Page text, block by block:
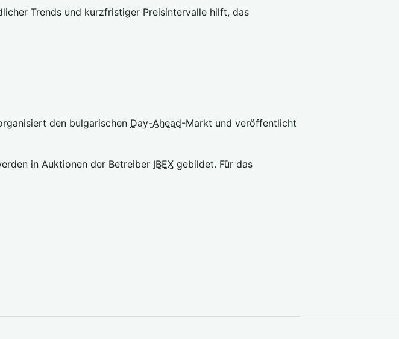
Trends und kurzfristiger Preisintervalle hilft, das
den bulgarischen Day-Ahead-Markt und veröffentlicht
in Auktionen der Betreiber IBEX gebildet. Für das